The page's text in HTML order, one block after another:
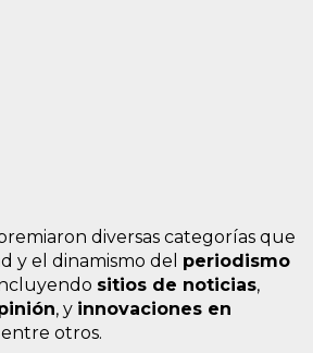
diversas categorías que
y el dinamismo del periodismo
sitios de noticias,
, y innovaciones en
entre otros.